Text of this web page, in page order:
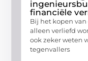
financiële
Bij het kopen
alleen verliefd
ook zeker weten
tegenvallers